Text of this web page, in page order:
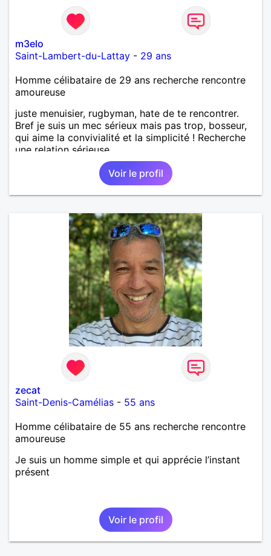
m3elo
Saint-Lambert-du-Lattay - 29 ans
Homme célibataire de 29 ans recherche rencontre
amoureuse
juste menuisier, rugbyman, hate de te rencontrer.
Bref je suis un mec sérieux mais pas trop, bosseur,
qui aime la convivialité et la simplicité ! Recherche
une relation sérieuse.
Voir le profil
zecat
Saint-Denis-Camélias - 55 ans
Homme célibataire de 55 ans recherche rencontre
amoureuse
Je suis un homme simple et qui apprécie l’instant
présent
Voir le profil